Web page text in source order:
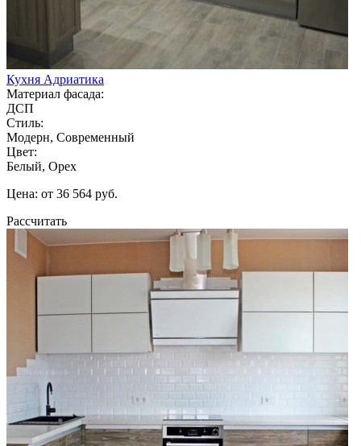
Кухня Адриатика
Материал фасада:
ДСП
Стиль:
Модерн, Современный
Цвет:
Белый, Орех
Цена: от 36 564 руб.
Рассчитать